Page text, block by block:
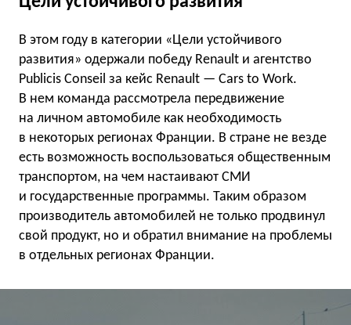
В этом году в категории «Цели устойчивого
развития» одержали победу Renault и агентство
Publicis Conseil за кейс Renault — Cars to Work.
В нем команда рассмотрела передвижение
на личном автомобиле как необходимость
в некоторых регионах Франции. В стране не везде
есть возможность воспользоваться общественным
транспортом, на чем настаивают СМИ
и государственные программы. Таким образом
производитель автомобилей не только продвинул
свой продукт, но и обратил внимание на проблемы
в отдельных регионах Франции.